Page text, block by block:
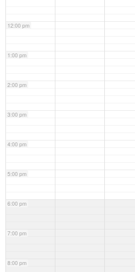
12:00 pm
1:00 pm
2:00 pm
3:00 pm
4:00 pm
5:00 pm
6:00 pm
7:00 pm
8:00 pm